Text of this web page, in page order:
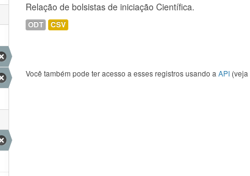
Relação de bolsistas de iniciação Científica.
ODT CSV
Você também pode ter acesso a esses registros usando a API (veja